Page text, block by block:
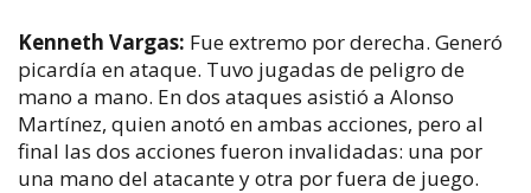
Kenneth Vargas: Fue extremo por derecha. Generó
picardía en ataque. Tuvo jugadas de peligro de
mano a mano. En dos ataques asistió a Alonso
Martínez, quien anotó en ambas acciones, pero al
final las dos acciones fueron invalidadas: una por
una mano del atacante y otra por fuera de juego.